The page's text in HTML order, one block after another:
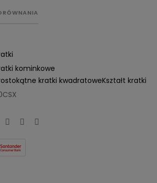
kominkowe
kratki kwadratoweKształt kratki